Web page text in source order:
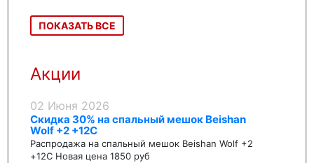
ПОКАЗАТЬ ВСЕ
Акции
02 Июня 2026
Скидка 30% на спальный мешок Beishan
Wolf +2 +12C
Распродажа на спальный мешок Beishan Wolf +2
+12C Новая цена 1850 руб